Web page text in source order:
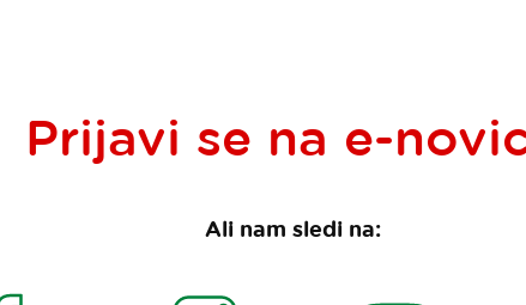
Prijavi se na e-
Ali nam sledi na: